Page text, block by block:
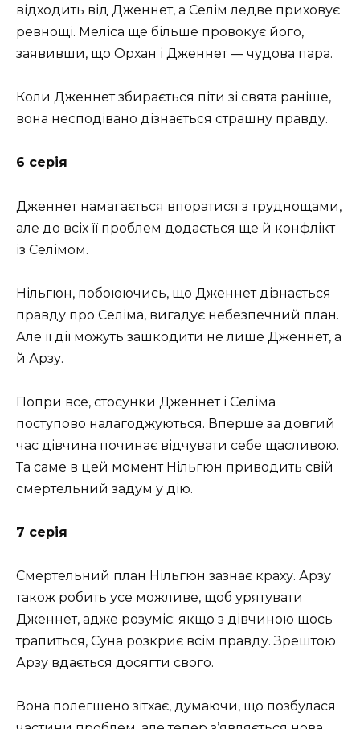
відходить від Дженнет, а Селім ледве приховує
ревнощі. Меліса ще більше провокує його,
заявивши, що Орхан і Дженнет — чудова пара.
Коли Дженнет збирається піти зі свята раніше,
вона несподівано дізнається страшну правду.
6 серія
Дженнет намагається впоратися з труднощами,
але до всіх її проблем додається ще й конфлікт
із Селімом.
Нільгюн, побоюючись, що Дженнет дізнається
правду про Селіма, вигадує небезпечний план.
Але її дії можуть зашкодити не лише Дженнет, а
й Арзу.
Попри все, стосунки Дженнет і Селіма
поступово налагоджуються. Вперше за довгий
час дівчина починає відчувати себе щасливою.
Та саме в цей момент Нільгюн приводить свій
смертельний задум у дію.
7 серія
Смертельний план Нільгюн зазнає краху. Арзу
також робить усе можливе, щоб урятувати
Дженнет, адже розуміє: якщо з дівчиною щось
трапиться, Суна розкриє всім правду. Зрештою
Арзу вдається досягти свого.
Вона полегшено зітхає, думаючи, що позбулася